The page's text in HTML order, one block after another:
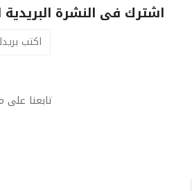
اشترك فى النشرة
تابعنا على